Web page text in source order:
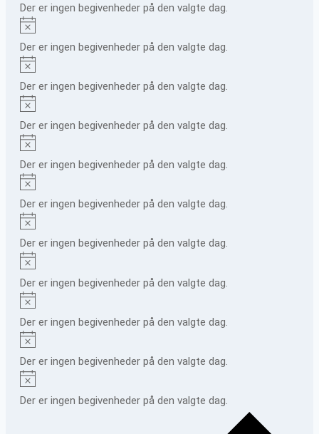
Der er ingen begivenheder på den valgte dag.
Notice
Der er ingen begivenheder på den valgte dag.
Notice
Der er ingen begivenheder på den valgte dag.
Notice
Der er ingen begivenheder på den valgte dag.
Notice
Der er ingen begivenheder på den valgte dag.
Notice
Der er ingen begivenheder på den valgte dag.
Notice
Der er ingen begivenheder på den valgte dag.
Notice
Der er ingen begivenheder på den valgte dag.
Notice
Der er ingen begivenheder på den valgte dag.
Notice
Der er ingen begivenheder på den valgte dag.
Notice
Der er ingen begivenheder på den valgte dag.